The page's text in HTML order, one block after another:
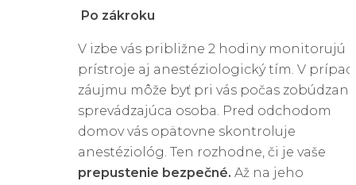
Po zákroku
V izbe vás približne 2 hodiny monitorujú
prístroje aj anestéziologický tím. V
záujmu môže byť pri vás počas
sprevádzajúca osoba. Pred odchodom
domov vás opätovne skontroluje
anestéziológ. Ten rozhodne, či je vaše
prepustenie bezpečné. Až na jeho